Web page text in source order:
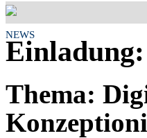
NEWS
Thema: